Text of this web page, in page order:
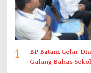
1
BP Batam Gelar
Galang Bahas